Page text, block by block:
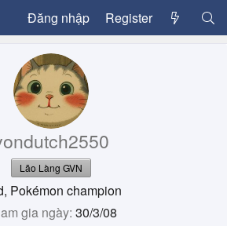
Đăng nhập Register
Lão Làng GVN
Pokémon champion
gia ngày 30/3/08